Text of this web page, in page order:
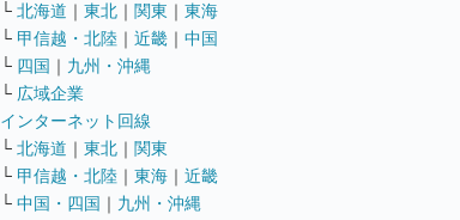
└ 北海道 ｜ 東北 ｜ 関東 ｜ 東海
└ 甲信越・北陸 ｜ 近畿 ｜ 中国
└ 四国 ｜ 九州・沖縄
└ 広域企業
インターネット回線
└ 北海道 ｜ 東北 ｜ 関東
└ 甲信越・北陸 ｜ 東海 ｜ 近畿
└ 中国・四国 ｜ 九州・沖縄